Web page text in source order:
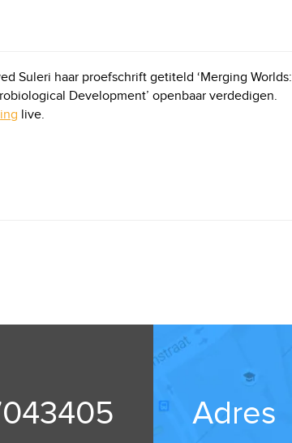
Suleri haar proefschrift getiteld ‘Merging Worlds:
Development’ openbaar verdedigen.
live.
Adres